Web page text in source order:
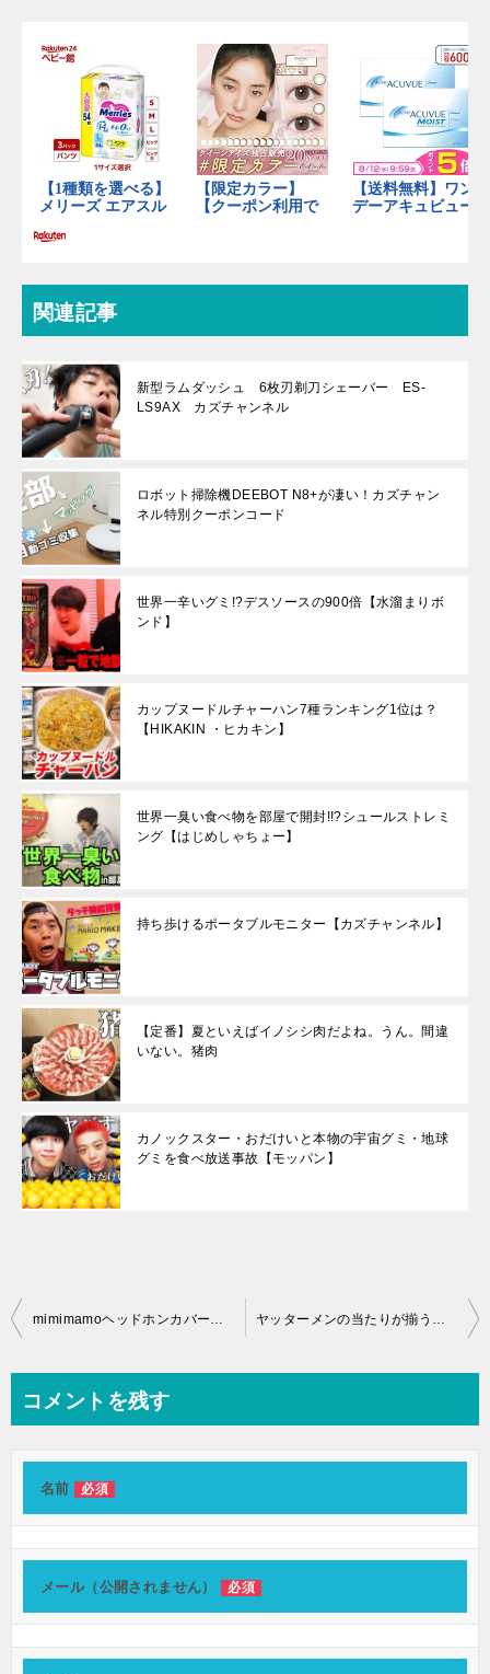
関連記事
新型ラムダッシュ 6枚刃剃刀シェーバー ES-
LS9AX カズチャンネル
ロボット掃除機DEEBOT N8+が凄い！カズチャン
ネル特別クーポンコード
世界一辛いグミ!?デスソースの900倍【水溜まりボ
ンド】
カップヌードルチャーハン7種ランキング1位は？
【HIKAKIN ・ヒカキン】
世界一臭い食べ物を部屋で開封!!?シュールストレミ
ング【はじめしゃちょー】
持ち歩けるポータブルモニター【カズチャンネル】
【定番】夏といえばイノシシ肉だよね。うん。間違
いない。猪肉
カノックスター・おだけいと本物の宇宙グミ・地球
グミを食べ放送事故【モッパン】
投
ビ
ゲ
ョ
mimimamoヘッドホンカバーでボロボロのヘッドホンが復活！ ヤッターメンの当たりが揃うまで【ヒカル 】
コメントを残す
名前 必須
メール（公開されません） 必須